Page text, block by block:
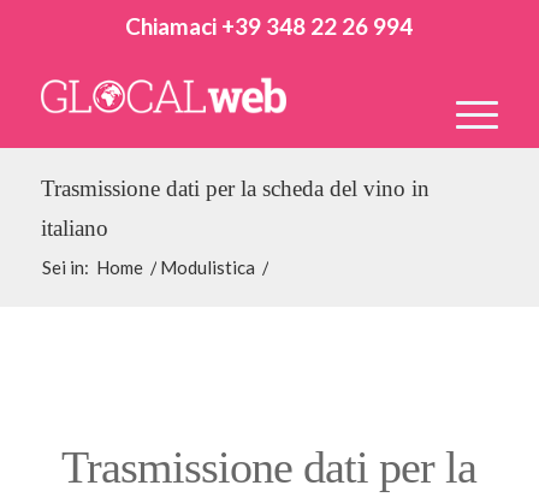
Chiamaci +39 348 22 26 994
Trasmissione dati per la scheda del vino in
italiano
Sei in: Home / Modulistica /
Trasmissione dati per la